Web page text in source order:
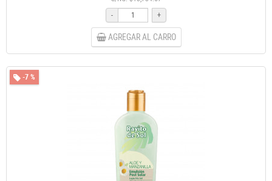
-
+
AGREGAR AL CARRO
-7 %